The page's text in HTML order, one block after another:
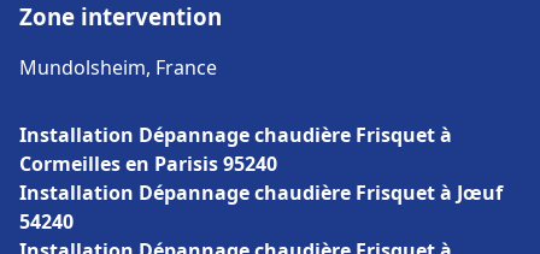
Zone intervention
Mundolsheim, France
Installation Dépannage chaudière Frisquet à
Cormeilles en Parisis 95240
Installation Dépannage chaudière Frisquet à Jœuf
54240